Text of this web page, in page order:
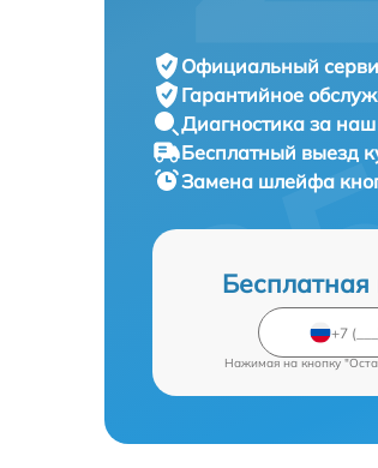
Официальный
Гарантийное
Диагностика за наш
Бесплатный выезд
Замена шлейфа
Бесплатная
Нажимая на кнопку